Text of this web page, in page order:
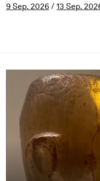
9 Sep. 2026 / 13 Sep.